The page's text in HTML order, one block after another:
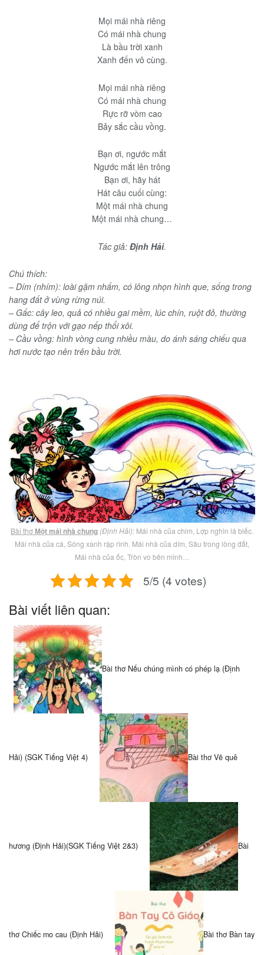
Mọi mái nhà riêng
Có mái nhà chung
Là bầu trời xanh
Xanh đến vô cùng.
Mọi mái nhà riêng
Có mái nhà chung
Rực rỡ vòm cao
Bảy sắc cầu vồng.
Bạn ơi, ngước mắt
Ngước mắt lên trông
Bạn ơi, hãy hát
Hát câu cuối cùng:
Một mái nhà chung
Một mái nhà chung…
Tác giả: Định Hải.
Chú thích:
– Dím (nhím): loài gặm nhấm, có lông nhọn hình que, sống trong
hang đất ở vùng rừng núi.
– Gấc: cây leo, quả có nhiều gai mềm, lúc chín, ruột đỏ, thường
dùng để trộn với gạo nếp thổi xôi.
– Cầu vồng: hình vòng cung nhiều màu, do ánh sáng chiếu qua
hơi nước tạo nên trên bầu trời.
Bài thơ Một mái nhà chung (Định Hải): Mái nhà của chim, Lợp nghìn lá biếc.
Mái nhà của cá, Sóng xanh rập rình. Mái nhà của dím, Sâu trong lòng đất,
Mái nhà của ốc, Tròn vo bên mình…
5/5 (4 votes)
Bài viết liên quan:
Bài thơ Nếu chúng mình có phép lạ (Định
Hải) (SGK Tiếng Việt 4) Bài thơ Vẽ quê
hương (Định Hải)(SGK Tiếng Việt 2&3) Bài
thơ Chiếc mo cau (Định Hải) Bài thơ Bàn tay